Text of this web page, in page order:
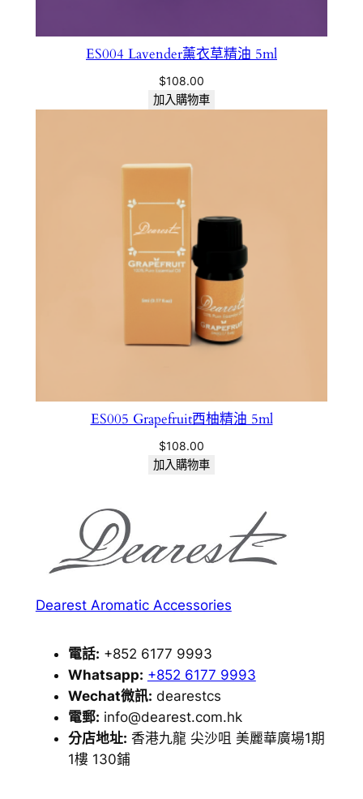
ES004 Lavender薰衣草精油 5ml
$108.00
加入購物車
ES005 Grapefruit西柚精油 5ml
$108.00
加入購物車
Dearest Aromatic Accessories
電話: +852 6177 9993
Whatsapp: +852 6177 9993
Wechat微訊: dearestcs
電郵: info@dearest.com.hk
分店地址: 香港九龍 尖沙咀 美麗華廣場1期
1樓 130鋪